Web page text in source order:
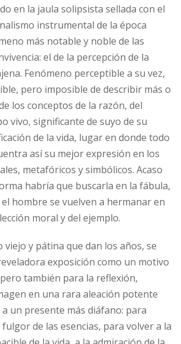
en la jaula solipsista sellada con el
instrumental de la época
más notable y noble de las
el de la percepción de la
Fenómeno perceptible a su vez,
pero imposible de describir más o
los conceptos de la razón, del
vivo, significante de suyo de su
de la vida, lugar en donde todo
así su mejor expresión en los
metafóricos y simbólicos. Acaso
habría que buscarla en la fábula,
hombre se vuelven a hermanar en
moral y del ejemplo.
viejo y pátina que dan los años, se
exposición como un motivo
también para la reflexión,
en una rara aleación potente
un presente más diáfano: para
de las esencias, para volver a la